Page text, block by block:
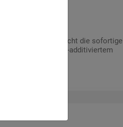
WW ermöglicht die sofortige
und nicht-additiviertem